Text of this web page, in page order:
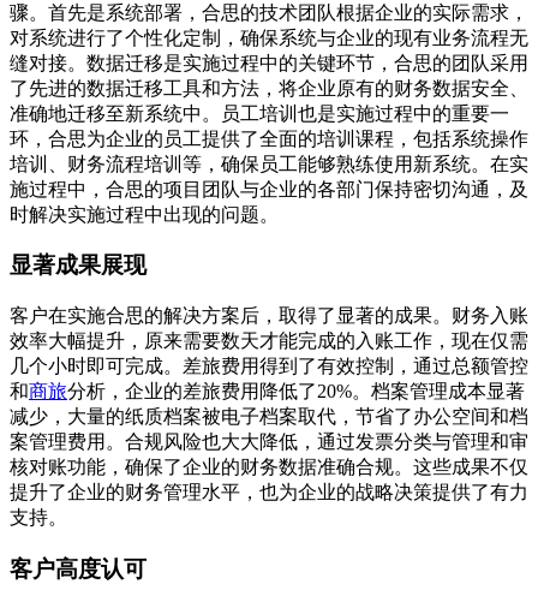
骤。首先是系统部署，合思的技术团队根据企业的实际需求，
对系统进行了个性化定制，确保系统与企业的现有业务流程无
缝对接。数据迁移是实施过程中的关键环节，合思的团队采用
了先进的数据迁移工具和方法，将企业原有的财务数据安全、
准确地迁移至新系统中。员工培训也是实施过程中的重要一
环，合思为企业的员工提供了全面的培训课程，包括系统操作
培训、财务流程培训等，确保员工能够熟练使用新系统。在实
施过程中，合思的项目团队与企业的各部门保持密切沟通，及
时解决实施过程中出现的问题。
显著成果展现
客户在实施合思的解决方案后，取得了显著的成果。财务入账
效率大幅提升，原来需要数天才能完成的入账工作，现在仅需
几个小时即可完成。差旅费用得到了有效控制，通过总额管控
和商旅分析，企业的差旅费用降低了20%。档案管理成本显著
减少，大量的纸质档案被电子档案取代，节省了办公空间和档
案管理费用。合规风险也大大降低，通过发票分类与管理和审
核对账功能，确保了企业的财务数据准确合规。这些成果不仅
提升了企业的财务管理水平，也为企业的战略决策提供了有力
支持。
客户高度认可